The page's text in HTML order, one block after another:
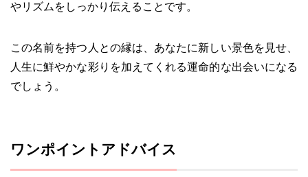
やリズムをしっかり伝えることです。
この名前を持つ人との縁は、あなたに新しい景色を見せ、
人生に鮮やかな彩りを加えてくれる運命的な出会いになる
でしょう。
ワンポイントアドバイス